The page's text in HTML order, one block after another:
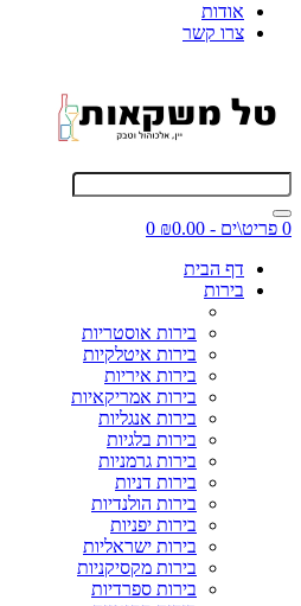
אודות
צרו קשר
0 פריט\ים - ₪0.00
0
דף הבית
בירות
בירות אוסטריות
בירות איטלקיות
בירות איריות
בירות אמריקאיות
בירות אנגליות
בירות בלגיות
בירות גרמניות
בירות דניות
בירות הולנדיות
בירות יפניות
בירות ישראליות
בירות מקסיקניות
בירות ספרדיות